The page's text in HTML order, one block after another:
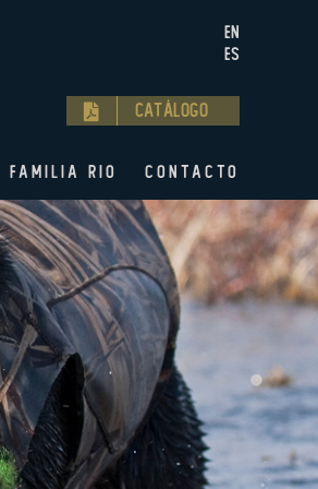
EN
ES
Catálogo
FAMILIA RIO CONTACTO